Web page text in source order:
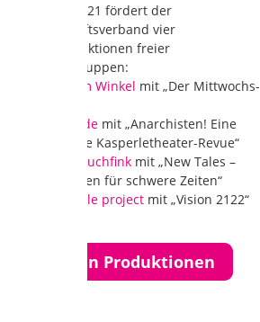
Im Jahr 2021 fördert der
Landschaftsverband vier
Neuproduktionen freier
Theatergruppen:
Theater im Winkel mit „Der Mittwochs-
stille hunde mit „Anarchisten! Eine
historische Kasperletheater-Revue“
Clapp[&]Buchfink mit „New Tales –
Geschichten für schwere Zeiten“
boat people project mit „Vision 2122“
Zu den Produktionen